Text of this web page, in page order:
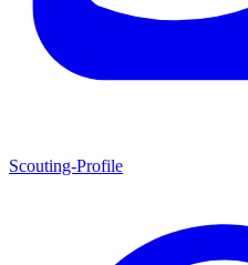
Scouting-Profile